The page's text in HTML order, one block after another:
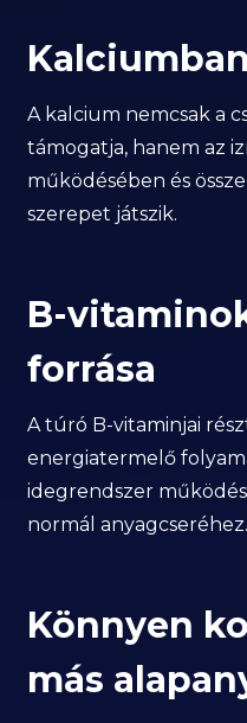
A kalcium nemcsak a
támogatja, hanem az
működésében és
szerepet játszik.
B-
forrása
A túró B-vitaminjai
energiatermelő
idegrendszer
normál anyagcseréhez.
Könnyen
más